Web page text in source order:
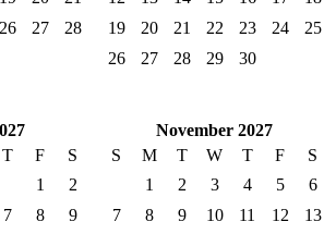
26 27
28
19
20 21 22 23 24
25
26
27 28 29 30
T F
S
1
2
7 8
9
November 2027
S
M T W T F
S
1
2 3 4 5
6
7
8 9 10 11 12
13